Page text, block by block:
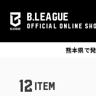
B.LEAGUE
OFFICIAL ONLINE
熊本県で
12 ITEM